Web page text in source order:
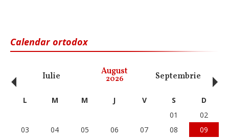
Calendar ortodox
Iulie August
2026 Septembrie
‹ L M M J V S
D
01
02
03
04 05 06 07 08
09